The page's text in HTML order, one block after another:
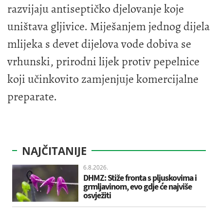
razvijaju antiseptičko djelovanje koje
uništava gljivice. Miješanjem jednog dijela
mlijeka s devet dijelova vode dobiva se
vrhunski, prirodni lijek protiv pepelnice
koji učinkovito zamjenjuje komercijalne
preparate.
NAJČITANIJE
6.8.2026.
DHMZ: Stiže fronta s pljuskovima i
grmljavinom, evo gdje će najviše
osvježiti